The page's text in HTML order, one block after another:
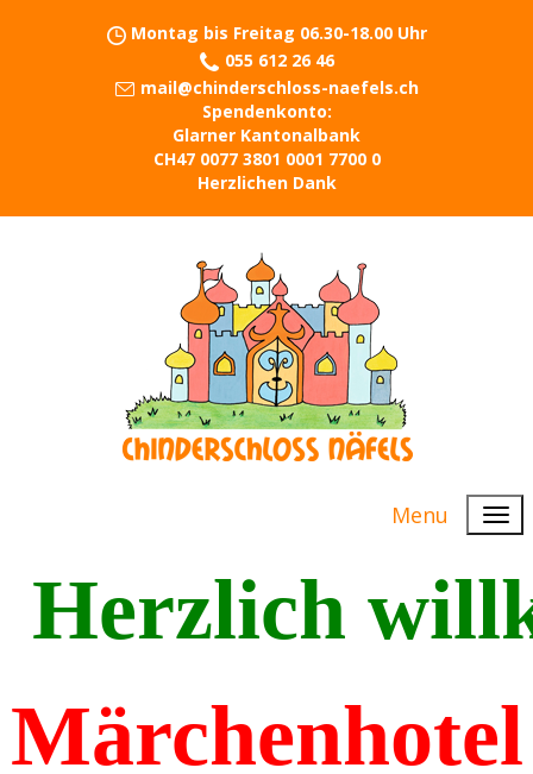
Montag bis Freitag 06.30-18.00 Uhr
055 612 26 46
mail@chinderschloss-naefels.ch
Spendenkonto:
Glarner Kantonalbank
CH47 0077 3801 0001 7700 0
Herzlichen Dank
Menu
Herzlich
Märchenhotel